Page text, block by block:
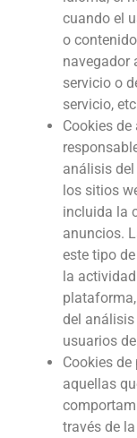
cuando el
o
navegador
servicio o
servicio,
Cookies
análisis
los sitios
incluida la
anuncios.
este tipo
la
del
usuarios
Cookies
aquellas
través de